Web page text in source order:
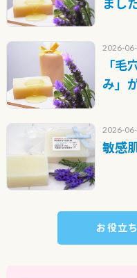
まし
2026-
「毛
み」
2026-
敏感
お役立